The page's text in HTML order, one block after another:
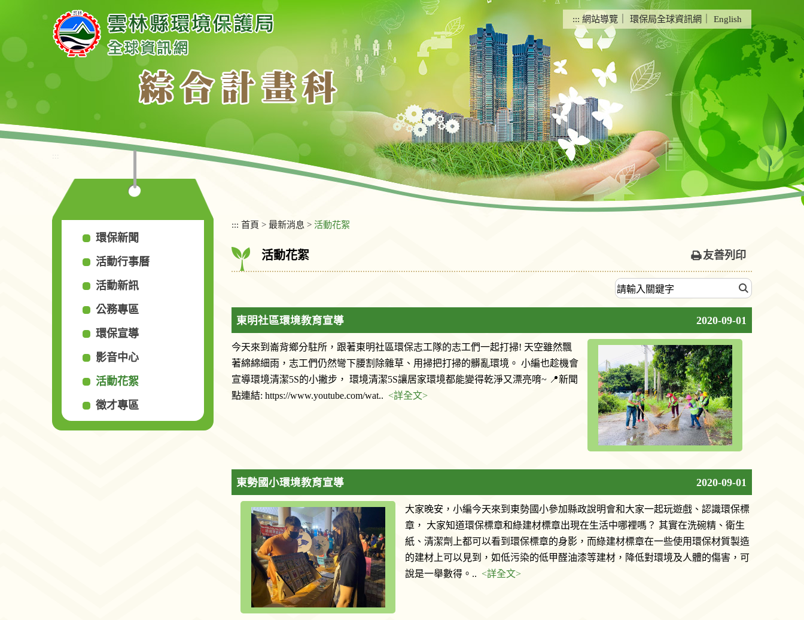
要
內
塊
::: 網站導覽 環保局全球資訊網 English
:::
環保新聞
活動行事曆
活動新訊
公務專區
環保宣導
影音中心
活動花絮
徵才專區
::: 首頁 > 最新消息 > 活動花絮
活動花絮 友善列印
東明社區環境教育宣導 2020-09-01
今天來到崙背鄉分駐所，跟著東明社區環保志工隊的志工們一起打掃! 天空雖然飄
著綿綿細雨，志工們仍然彎下腰割除雜草、用掃把打掃的髒亂環境。 小編也趁機會
宣導環境清潔5S的小撇步， 環境清潔5S讓居家環境都能變得乾淨又漂亮唷~ 📍新聞
點連結: https://www.youtube.com/wat.. <詳全文>
東勢國小環境教育宣導 2020-09-01
大家晚安，小編今天來到東勢國小參加縣政說明會和大家一起玩遊戲、認識環保標
章， 大家知道環保標章和綠建材標章出現在生活中哪裡嗎？ 其實在洗碗精、衛生
紙、清潔劑上都可以看到環保標章的身影，而綠建材標章在一些使用環保材質製造
的建材上可以見到，如低污染的低甲醛油漆等建材，降低對環境及人體的傷害，可
說是一舉數得。.. <詳全文>